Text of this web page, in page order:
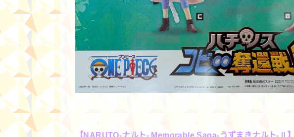
【NARUTO-ナルト- Memorable Saga-うずまきナルト-Ⅱ】